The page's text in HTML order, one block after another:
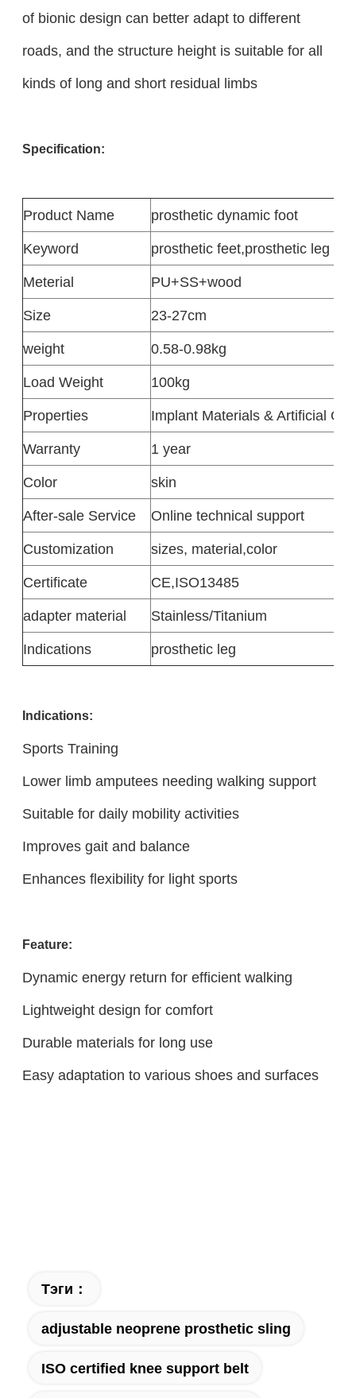
of bionic design can better adapt to different
roads, and the structure height is suitable for all
kinds of long and short residual limbs
Specification:
Product Name
prosthetic dynamic foot
Keyword
prosthetic feet,prosthetic leg
Meterial
PU+SS+wood
Size
23-27cm
weight
0.58-0.98kg
Load Weight
100kg
Properties
Implant Materials & Artificial
Warranty
1 year
Color
skin
After-sale Service
Online technical support
Customization
sizes, material,color
Certificate
CE,ISO13485
adapter material
Stainless/Titanium
Indications
prosthetic leg
Indications:
Sports Training
Lower limb amputees needing walking support
Suitable for daily mobility activities
Improves gait and balance
Enhances flexibility for light sports
Feature:
Dynamic energy return for efficient walking
Lightweight design for comfort
Durable materials for long use
Easy adaptation to various shoes and surfaces
Тэги：
adjustable neoprene prosthetic sling
ISO certified knee support belt